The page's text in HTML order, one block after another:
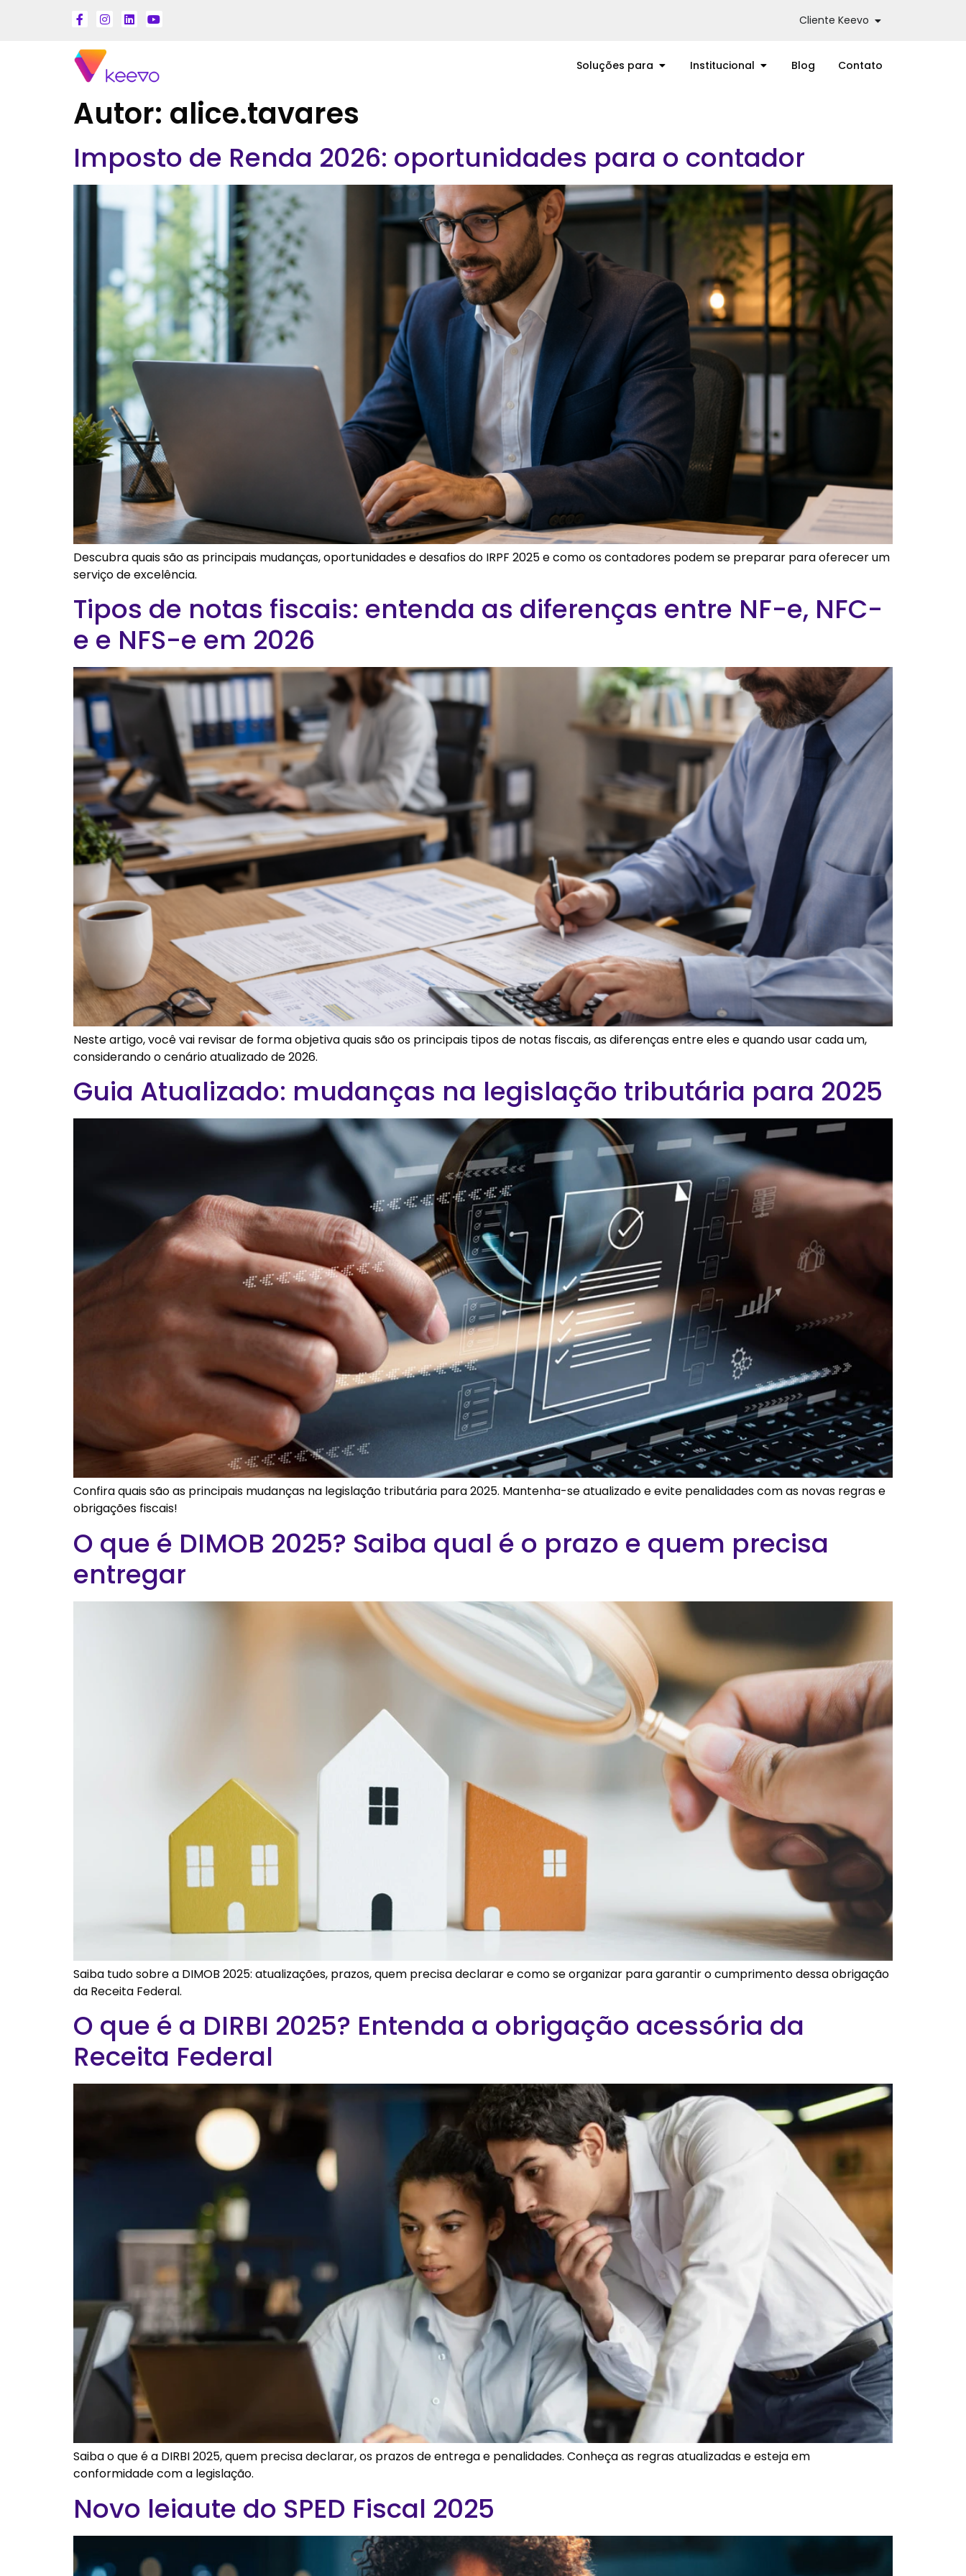
Cliente Keevo
Soluções para Institucional Blog Contato
Autor: alice.tavares
Imposto de Renda 2026: oportunidades para o contador
Descubra quais são as principais mudanças, oportunidades e desafios do IRPF 2025 e como os contadores podem se preparar para oferecer um
serviço de excelência.
Tipos de notas fiscais: entenda as diferenças entre NF-e, NFC-
e e NFS-e em 2026
Neste artigo, você vai revisar de forma objetiva quais são os principais tipos de notas fiscais, as diferenças entre eles e quando usar cada um,
considerando o cenário atualizado de 2026.
Guia Atualizado: mudanças na legislação tributária para 2025
Confira quais são as principais mudanças na legislação tributária para 2025. Mantenha-se atualizado e evite penalidades com as novas regras e
obrigações fiscais!
O que é DIMOB 2025? Saiba qual é o prazo e quem precisa
entregar
Saiba tudo sobre a DIMOB 2025: atualizações, prazos, quem precisa declarar e como se organizar para garantir o cumprimento dessa obrigação
da Receita Federal.
O que é a DIRBI 2025? Entenda a obrigação acessória da
Receita Federal
Saiba o que é a DIRBI 2025, quem precisa declarar, os prazos de entrega e penalidades. Conheça as regras atualizadas e esteja em
conformidade com a legislação.
Novo leiaute do SPED Fiscal 2025